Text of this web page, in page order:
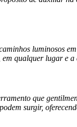
luminosos
em qualquer lugar e
que
surgir,